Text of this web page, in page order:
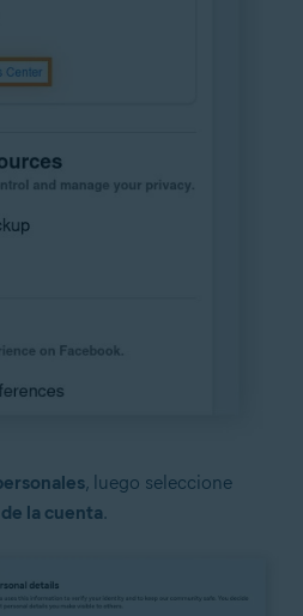
, luego seleccione
la cuenta.